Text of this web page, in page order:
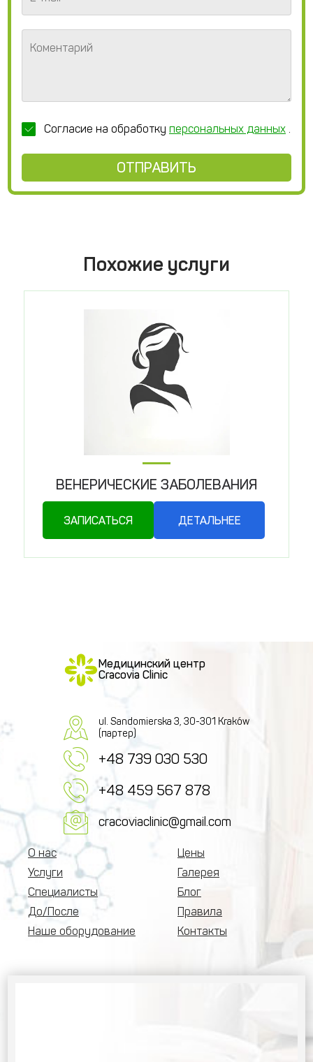
Коментарий
Согласие на обработку персональных данных .
ОТПРАВИТЬ
Похожие услуги
ВЕНЕРИЧЕСКИЕ ЗАБОЛЕВАНИЯ
ЗАПИСАТЬСЯ ДЕТАЛЬНЕЕ
Медицинский центр
Cracovia Clinic
ul. Sandomierska 3, 30-301 Kraków
(партер)
+48 739 030 530
+48 459 567 878
cracoviaclinic@gmail.com
О нас
Услуги
Специалисты
До/После
Наше оборудование
Цены
Галерея
Блог
Правила
Контакты